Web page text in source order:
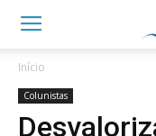
Início
Colunistas